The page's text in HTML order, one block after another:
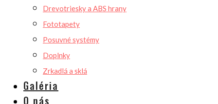
Drevotriesky a ABS hrany
Fototapety
Posuvné systémy
Doplnky
Zrkadlá a sklá
Galéria
O nás